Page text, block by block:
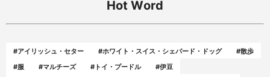
Hot Word
#アイリッシュ・セター #ホワイト・スイス・シェパード・ドッグ
#散歩
#服
#マルチーズ #トイ・プードル
#伊豆